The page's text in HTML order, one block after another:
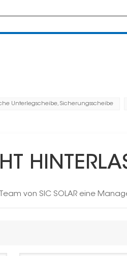
Unterlegscheibe, Sicherungsscheibe
von SIC SOLAR eine